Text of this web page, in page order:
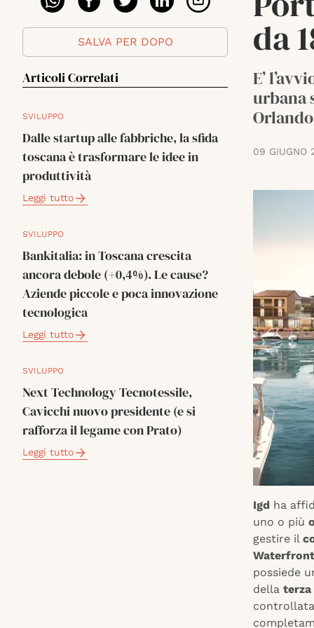
SALVA PER DOPO
Articoli Correlati
SVILUPPO
Dalle startup alle fabbriche, la sfida
toscana è trasformare le idee in
produttività
Leggi tutto
SVILUPPO
Bankitalia: in Toscana crescita
ancora debole (+0,4%). Le cause?
Aziende piccole e poca innovazione
tecnologica
Leggi tutto
SVILUPPO
Next Technology Tecnotessile,
Cavicchi nuovo presidente (e si
rafforza il legame con Prato)
Leggi tutto
da
E’
urbana
09 GIUGNO
Igd ha
uno o più
gestire il
Waterfront
possiede
della terza